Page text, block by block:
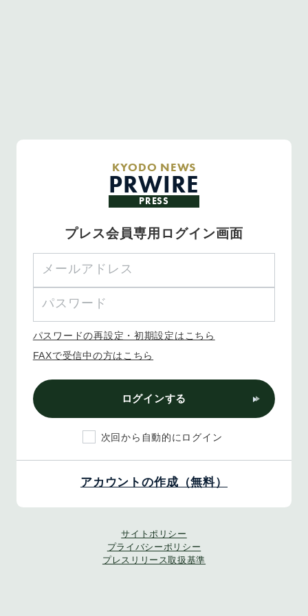
KYODO NEWS
PRWIRE
PRESS
プレス会員専用ログイン画面
パスワードの再設定・初期設定はこちら
FAXで受信中の方はこちら
ログインする
次回から自動的にログイン
アカウントの作成（無料）
サイトポリシー
プライバシーポリシー
プレスリリース取扱基準